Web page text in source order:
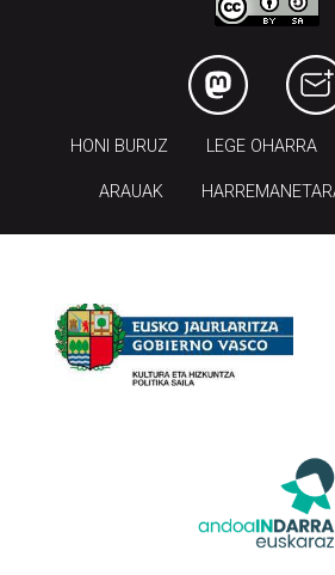
HONI BURUZ LEGE OHARRA
ARAUAK